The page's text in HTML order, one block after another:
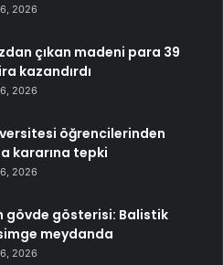
2026
çıkan madeni para 39
kazandırdı
2026
öğrencilerinden
kararına tepki
2026
gövde gösterisi: Balistik
meydanda
2026